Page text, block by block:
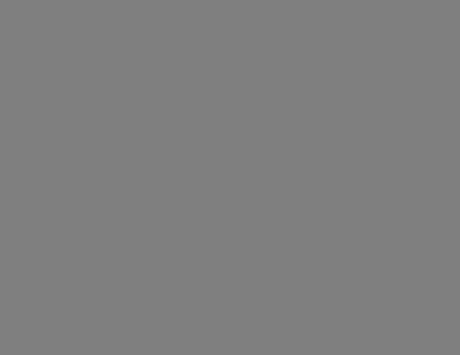
kB, öppnas i nytt fönster.
i nytt fönster.
i nytt fönster.
kB, öppnas i nytt fönster.
i nytt fönster.
i nytt fönster.
kB, öppnas i nytt fönster.
i nytt fönster.
i nytt fönster.
kB, öppnas i nytt fönster.
i nytt fönster.
i nytt fönster.
kB, öppnas i nytt fönster.